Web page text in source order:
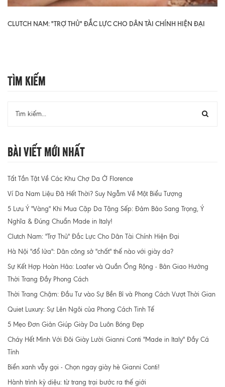
CLUTCH NAM: "TRỢ THỦ" ĐẮC LỰC CHO DÂN TÀI CHÍNH HIỆN ĐẠI
Tìm Kiếm
Bài Viết Mới Nhất
Tất Tần Tật Về Các Khu Chợ Da Ở Florence
Ví Da Nam Liệu Đã Hết Thời? Suy Ngẫm Về Một Biểu Tượng
5 Lưu Ý "Vàng" Khi Mua Cặp Da Tặng Sếp: Đảm Bảo Sang Trọng, Ý
Nghĩa & Đúng Chuẩn Made in Italy!
Clutch Nam: "Trợ Thủ" Đắc Lực Cho Dân Tài Chính Hiện Đại
Hà Nội "đổ lửa": Dân công sở "chất" thế nào với giày da?
Sự Kết Hợp Hoàn Hảo: Loafer và Quần Ống Rộng - Bản Giao Hưởng
Thời Trang Đầy Phong Cách
Thời Trang Chậm: Đầu Tư vào Sự Bền Bỉ và Phong Cách Vượt Thời Gian
Quiet Luxury: Sự Lên Ngôi của Phong Cách Tinh Tế
5 Mẹo Đơn Giản Giúp Giày Da Luôn Bóng Đẹp
Cháy Hết Mình Với Đôi Giày Lười Gianni Conti "Made in Italy" Đầy Cá
Tính
Biển xanh vẫy gọi - Chọn ngay giày hè Gianni Conti!
Hành trình kỳ diệu: từ trang trại bước ra thế giới